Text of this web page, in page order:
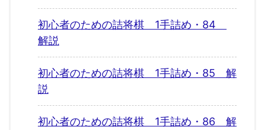
初心者のための詰将棋 1手詰め・84
解説
初心者のための詰将棋 1手詰め・85 解
説
初心者のための詰将棋 1手詰め・86 解